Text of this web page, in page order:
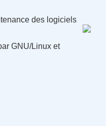
des logiciels
GNU/Linux et